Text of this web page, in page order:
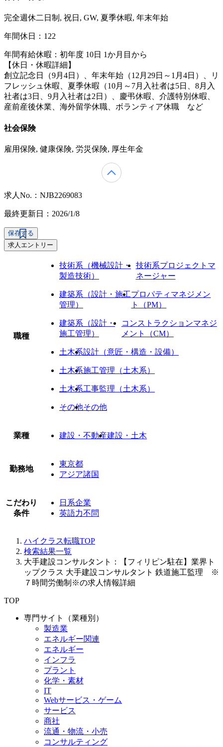
完全週休二日制, 祝日, GW, 夏季休暇, 年末年始
年間休日：122
年間有給休暇：初年度 10日 1か月目から
【休日・休暇詳細】
創立記念日（9月4日）、年末年始（12月29日～1月4日）、リ
フレッシュ休暇、夏季休暇（10月～7月入社者は5日、8月入
社者は3日、9月入社者は2日）、慶弔休暇、介護特別休暇、
産前産後休業、海外留学休職、ボランティア休職 など
社会保険
雇用保険, 健康保険, 労災保険, 厚生年金
求人No.：NJB2269083
最終更新日：2026/1/8
保存する
求人エントリー
職種
技術系（機械設計・
製造技術）
技術系プロジェクトマ
ネージャー
建築系（設計・施工
管理）
プロパティマネジメン
ト（PM）
建築系（設計・
施工管理）
コンストラクションマネジ
メント（CM）
土木系設計（意匠・構造・設備）
土木系施工管理（土木系）
土木系工事監理（土木系）
その他その他
業種 建設・不動産建設・土木
勤務地
東京都
アジア諸国
こだわり
条件
日系企業
英語力不問
ハイクラス転職TOP
検索結果一覧
大手建設コンサルタント：【フィリピン駐在】業界ト
ップクラス 大手建設コンサルタント 鉄道施工監理 ※
７時間労働制※の求人情報詳細
TOP
専門サイト（業種別）
製造業
エネルギー関連
エネルギー
インフラ
プラント
化学・素材
IT
Webサービス・ゲーム
サービス
商社
流通・物流・小売
コンサルティング